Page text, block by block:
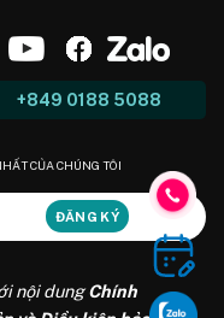
+849 0188 5088
CỦA CHÚNG TÔI
nội dungChính